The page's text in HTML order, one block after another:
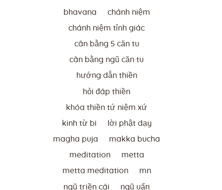
bhavana chánh niệm
chánh niệm tỉnh giác
cân bằng 5 căn tu
cân bằng ngũ căn tu
hướng dẫn thiền
hỏi đáp thiền
khóa thiền tứ niệm xứ
kinh từ bi lời phật dạy
magha puja makka bucha
meditation metta
metta meditation mn
ngũ triền cái ngũ uẩn